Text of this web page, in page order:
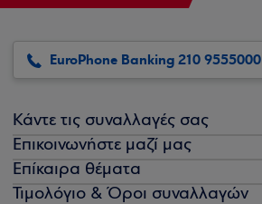
EuroPhone Banking 210 9555000
Κάντε τις συναλλαγές σας
Επικοινωνήστε μαζί μας
Επίκαιρα θέματα
Τιμολόγιο & Όροι συναλλαγών